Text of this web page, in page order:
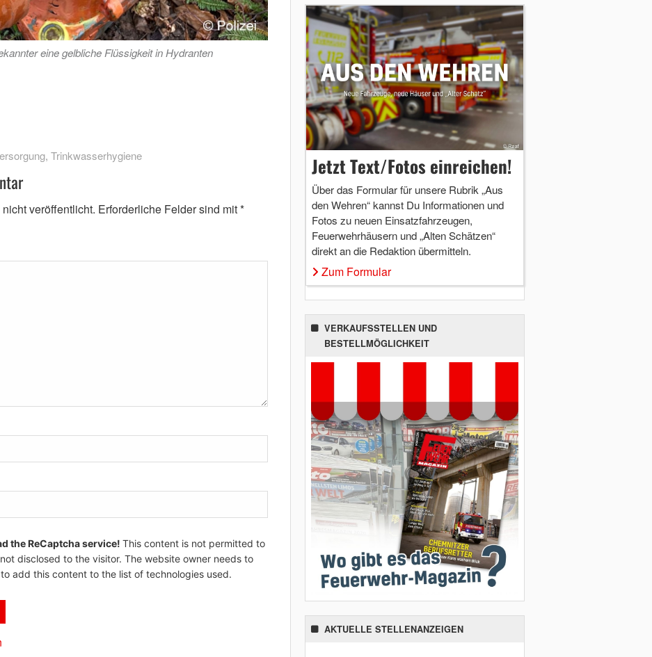
eine gelbliche Flüssigkeit in Hydranten
, Trinkwasserhygiene
veröffentlicht. Erforderliche Felder sind mit*
the ReCaptcha service! This content is not permitted to
disclosed to the visitor. The website owner needs to
add this content to the list of technologies used.
Jetzt Text/Fotos einreichen!
Über das Formular für unsere Rubrik „Aus
den Wehren“ kannst Du Informationen und
Fotos zu neuen Einsatzfahrzeugen,
Feuerwehrhäusern und „Alten Schätzen“
direkt an die Redaktion übermitteln.
Zum Formular
VERKAUFSSTELLEN UND
BESTELLMÖGLICHKEIT
AKTUELLE STELLENANZEIGEN